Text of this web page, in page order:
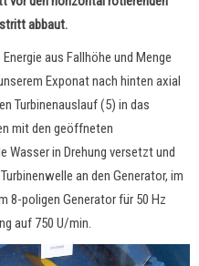
abbaut.
aus Fallhöhe und Menge
Exponat nach hinten axial
Turbinenauslauf (5) in das
mit den geöffneten
Wasser in Drehung versetzt und
an den Generator, im
8-poligen Generator für 50 Hz
auf 750 U/min.